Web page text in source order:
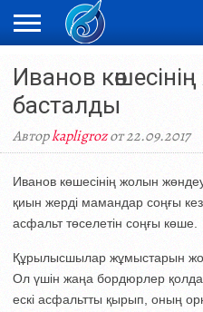
НОВОСТИ
ВИДЕО
ФОТОРЕПОРТАЖИ
ОРКЕН
Иванов
басталды
Авторkapligrozот 22.09.2017
Иванов көшесінің жолын
қиын жерді мамандар соңғы
асфальт төселетін соңғы көше.
Құрылысшылар жұмыстарын
Ол үшін жаңа бордюрлер
ескі асфальтты қырып, оның